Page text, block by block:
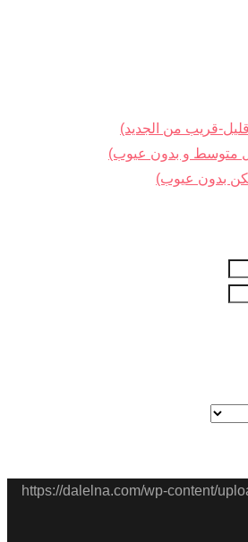
قريب من الجديد)
متوسط و بدون عيوب)
بدون عيوب)